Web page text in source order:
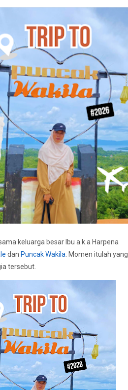
keluarga besar Ibu a.k.a Harpena
dan Puncak Wakila. Momen itulah yang
tersebut.